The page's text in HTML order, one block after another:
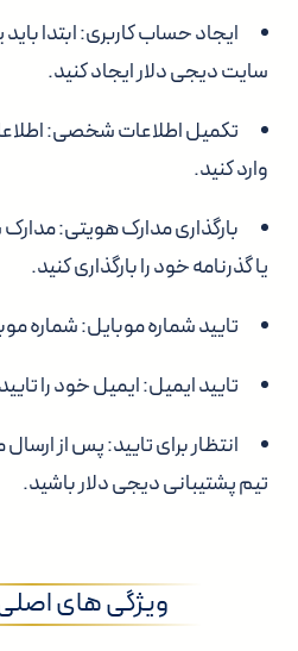
ایجاد حساب کاربری:ابتدا
سایت دیجی دلار ایجاد کنید.
تکمیل اطلاعات شخصی:
وارد کنید.
بارگذاری مدارک هویتی:مدارک
یا گذرنامه خود را بارگذاری کنید.
تایید شماره موبایل:شماره
تایید ایمیل:ایمیل خود را
انتظار برای تایید:پس از ارسال
تیم پشتیبانی دیجی دلار باشید.
ویژگی های